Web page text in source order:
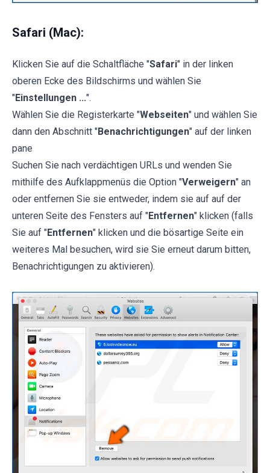
Safari (Mac):
Klicken Sie auf die Schaltfläche "Safari" in der linken
oberen Ecke des Bildschirms und wählen Sie
"Einstellungen ...".
Wählen Sie die Registerkarte "Webseiten" und wählen Sie
dann den Abschnitt "Benachrichtigungen" auf der linken
pane
Suchen Sie nach verdächtigen URLs und wenden Sie
mithilfe des Aufklappmenüs die Option "Verweigern" an
oder entfernen Sie sie entweder, indem sie auf auf der
unteren Seite des Fensters auf "Entfernen" klicken (falls
Sie auf "Entfernen" klicken und die bösartige Seite ein
weiteres Mal besuchen, wird sie Sie erneut darum bitten,
Benachrichtigungen zu aktivieren).